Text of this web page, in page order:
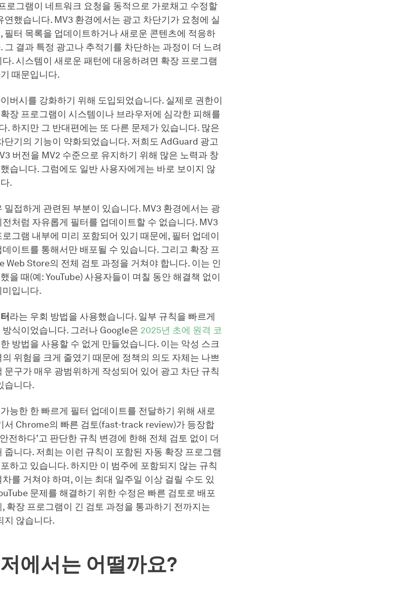
로그램이 네트워크 요청을 동적으로 가로채고 수정할
연했습니다. MV3 환경에서는 광고 차단기가 요청에 실
필터 목록을 업데이트하거나 새로운 콘텐츠에 적응하
그 결과 특정 광고나 추적기를 차단하는 과정이 더 느려
. 시스템이 새로운 패턴에 대응하려면 확장 프로그램
때문입니다.
버시를 강화하기 위해 도입되었습니다. 실제로 권한이
장 프로그램이 시스템이나 브라우저에 심각한 피해를
. 하지만 그 반대편에는 또 다른 문제가 있습니다. 많은
단기의 기능이 약화되었습니다. 저희도 AdGuard 광고
버전을 MV2 수준으로 유지하기 위해 많은 노력과 창
습니다. 그럼에도 일반 사용자에게는 바로 보이지 않
.
밀접하게 관련된 부분이 있습니다. MV3 환경에서는 광
처럼 자유롭게 필터를 업데이트할 수 없습니다. MV3
그램 내부에 미리 포함되어 있기 때문에, 필터 업데이
이트를 통해서만 배포될 수 있습니다. 그리고 확장 프
Web Store의 전체 검토 과정을 거쳐야 합니다. 이는 인
을 때(예: YouTube) 사용자들이 며칠 동안 해결책 없이
미입니다.
라는 우회 방법을 사용했습니다. 일부 규칙을 빠르게
식이었습니다. 그러나 Google은 2025년 초에 원격 코
방법을 사용할 수 없게 만들었습니다. 이는 악성 스크
위험을 크게 줄였기 때문에 정책의 의도 자체는 나쁘
문구가 매우 광범위하게 작성되어 있어 광고 차단 규칙
습니다.
능한 한 빠르게 필터 업데이트를 전달하기 위해 새로
서 Chrome의 빠른 검토(fast-track review)가 등장합
전하다’고 판단한 규칙 변경에 한해 전체 검토 없이 더
줍니다. 저희는 이런 규칙이 포함된 자동 확장 프로그램
하고 있습니다. 하지만 이 범주에 포함되지 않는 규칙
를 거쳐야 하며, 이는 최대 일주일 이상 걸릴 수도 있
문제를 해결하기 위한 수정은 빠른 검토로 배포
확장 프로그램이 긴 검토 과정을 통과하기 전까지는
지 않습니다.
에서는 어떨까요?